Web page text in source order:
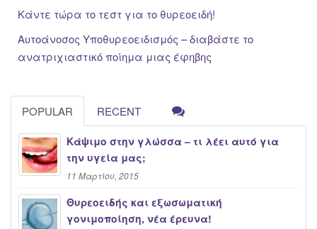
Κάντε τώρα το τεστ για το θυρεοειδή!
Αυτοάνοσος Υποθυρεοειδισμός – διαβάστε το
ανατριχιαστικό ποίημα μιας έφηβης
POPULAR RECENT
Κάψιμο στην γλώσσα – τι λέει αυτό για
την υγεία μας;
11 Μαρτίου, 2015
Θυρεοειδής και εξωσωματική
γονιμοποίηση, νέα έρευνα!